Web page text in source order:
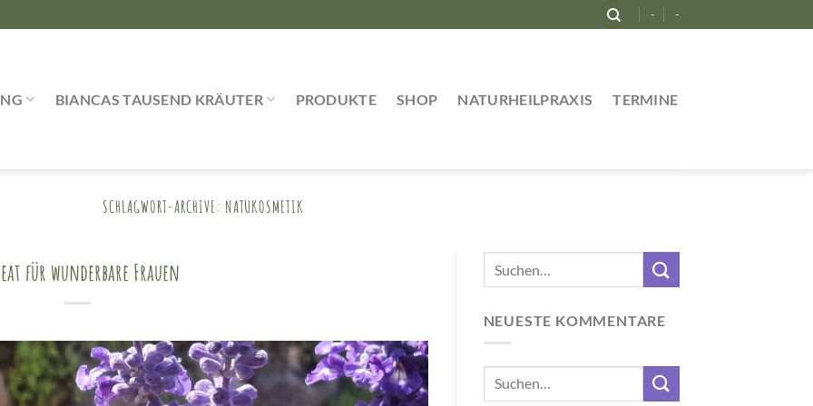
- -
BIANCAS TAUSEND KRÄUTER PRODUKTE SHOP NATURHEILPRAXIS TERMINE
SCHLAGWORT-ARCHIVE: NATUKOSMETIK
für wunderbare Frauen
NEUESTE KOMMENTARE